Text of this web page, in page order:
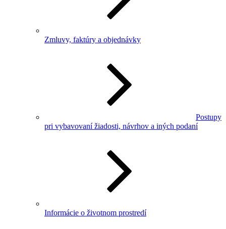
Zmluvy, faktúry a objednávky
Postupy
pri vybavovaní žiadosti, návrhov a iných podaní
Informácie o životnom prostredí